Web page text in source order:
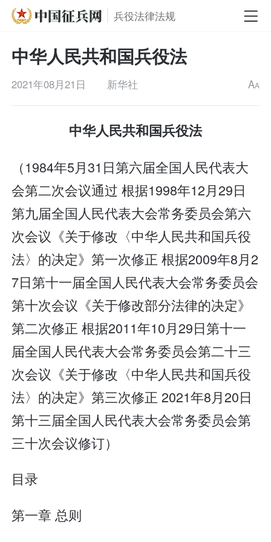
兵役法律法规
中华人民共和国兵役法
2021年08月21日 新华社 AA
中华人民共和国兵役法
（1984年5月31日第六届全国人民代表大
会第二次会议通过 根据1998年12月29日
第九届全国人民代表大会常务委员会第六
次会议《关于修改〈中华人民共和国兵役
法〉的决定》第一次修正 根据2009年8月2
7日第十一届全国人民代表大会常务委员会
第十次会议《关于修改部分法律的决定》
第二次修正 根据2011年10月29日第十一
届全国人民代表大会常务委员会第二十三
次会议《关于修改〈中华人民共和国兵役
法〉的决定》第三次修正 2021年8月20日
第十三届全国人民代表大会常务委员会第
三十次会议修订）
目录
第一章 总则